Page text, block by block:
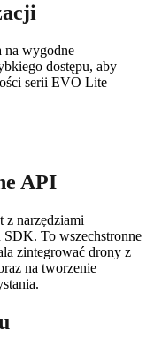
na wygodne
dostępu, aby
serii EVO Lite
API
z narzędziami
SDK. To wszechstronne
zintegrować drony z
na tworzenie